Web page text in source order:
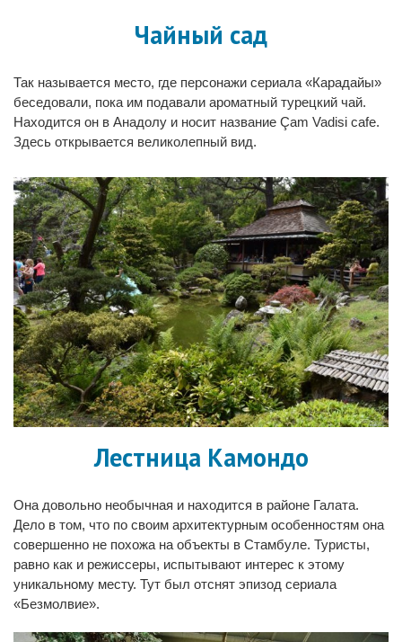
Чайный сад
Так называется место, где персонажи сериала «Карадайы»
беседовали, пока им подавали ароматный турецкий чай.
Находится он в Анадолу и носит название Çam Vadisi cafe.
Здесь открывается великолепный вид.
Лестница Камондо
Она довольно необычная и находится в районе Галата.
Дело в том, что по своим архитектурным особенностям она
совершенно не похожа на объекты в Стамбуле. Туристы,
равно как и режиссеры, испытывают интерес к этому
уникальному месту. Тут был отснят эпизод сериала
«Безмолвие».